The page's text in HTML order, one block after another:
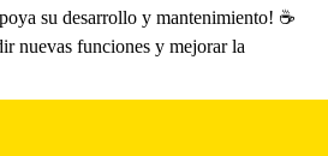
su desarrollo y mantenimiento! ☕
nuevas funciones y mejorar la